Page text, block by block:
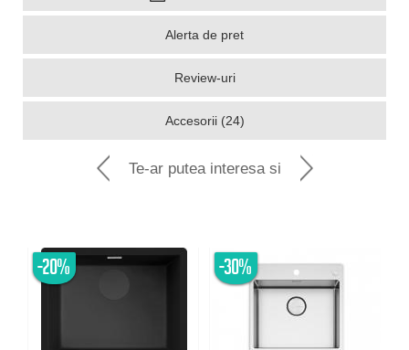
Alerta de pret
Review-uri
Accesorii (24)
Te-ar putea interesa si
-20% -30%